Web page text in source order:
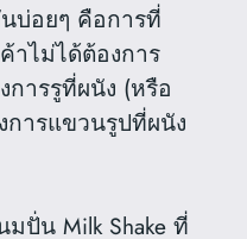
บ่อยๆ คือการที่
าไม่ได้ต้องการ
ารรูที่ผนัง (หรือ
ารแขวนรูปที่ผนัง
ปั่น Milk Shake ที่